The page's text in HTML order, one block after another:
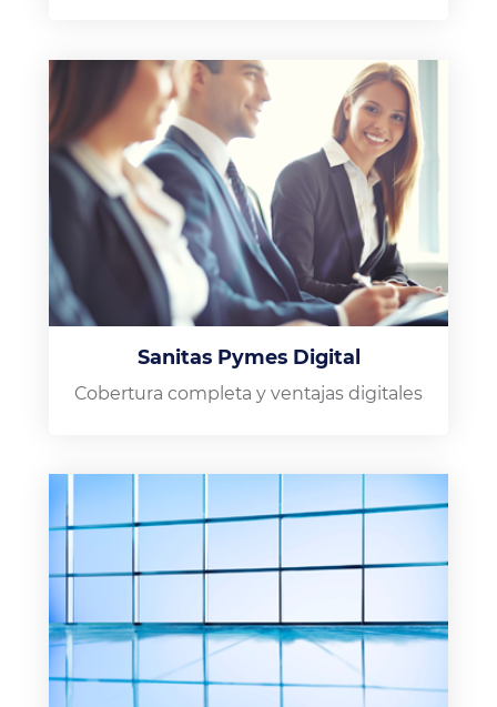
Sanitas Pymes Digital
Cobertura completa y ventajas digitales